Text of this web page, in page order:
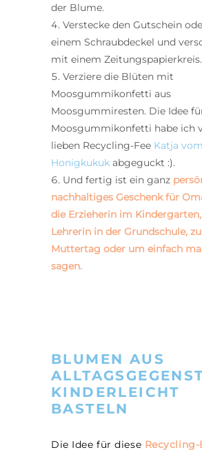
der Blume.
Verstecke den Gutschein
einem Schraubdeckel und
mit einem Zeitungspapierkreis.
Verziere die Blüten mit
Moosgummikonfetti aus
Moosgummiresten. Die Idee
Moosgummikonfetti habe ich
lieben Recycling-Fee Katja
Honigkukuk abgeguckt :).
Und fertig ist ein ganz
nachhaltiges Geschenk für
die Erzieherin im
Lehrerin in der Grundschule,
Muttertag oder um einfach
sagen.
BLUMEN AUS
KINDERLEICHT
BASTELN
Die Idee für diese